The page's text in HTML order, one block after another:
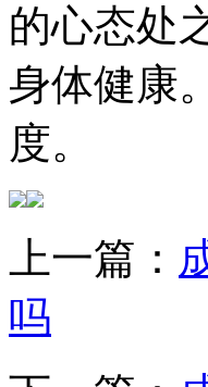
的心态处
身体健康
度。
上一篇：
吗